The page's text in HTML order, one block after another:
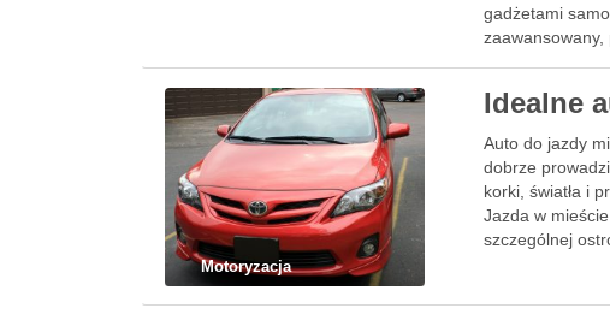
gadżetami
Motoryzacja
Idealne
Auto do jazdy
dobrze
korki, światła i
Jazda w
szczególnej